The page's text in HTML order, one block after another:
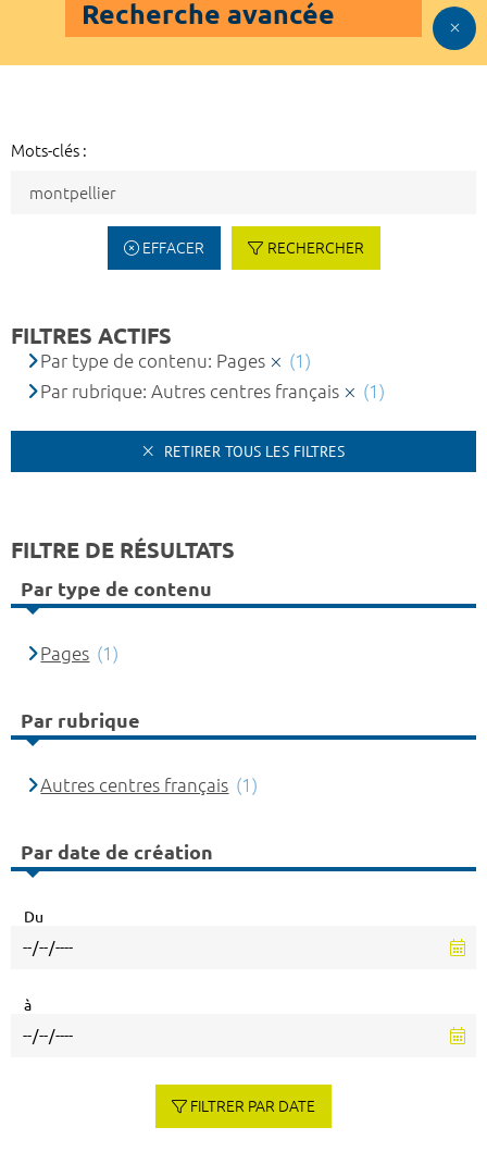
Recherche avancée
Mots-clés :
EFFACER RECHERCHER
FILTRES ACTIFS
Par type de contenu: Pages
(1)
Par rubrique: Autres centres français
(1)
RETIRER TOUS LES FILTRES
FILTRE DE RÉSULTATS
Par type de contenu
Pages (1)
Par rubrique
Autres centres français (1)
Par date de création
Du
à
FILTRER PAR DATE